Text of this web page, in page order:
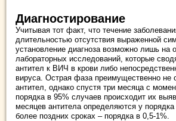
Диагностирование
Учитывая тот факт, что течение
длительностью отсутствия выраженной
установление диагноза возможно лишь на
лабораторных исследований, которые
антител к ВИЧ в крови либо
вируса. Острая фаза преимущественно не
антител, однако спустя три месяца с
порядка в 95% случаев происходит их
месяцев антитела определяются у
более поздних сроках – порядка в 0,5-1%.